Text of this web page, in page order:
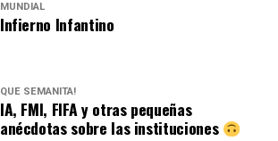
MUNDIAL
Infierno Infantino
QUÉ SEMANITA!
IA, FMI, FIFA y otras pequeñas
anécdotas sobre las instituciones